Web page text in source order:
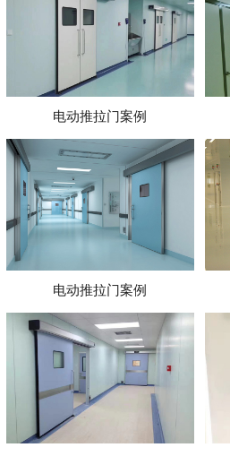
电动推拉门案例
电动推拉门案例